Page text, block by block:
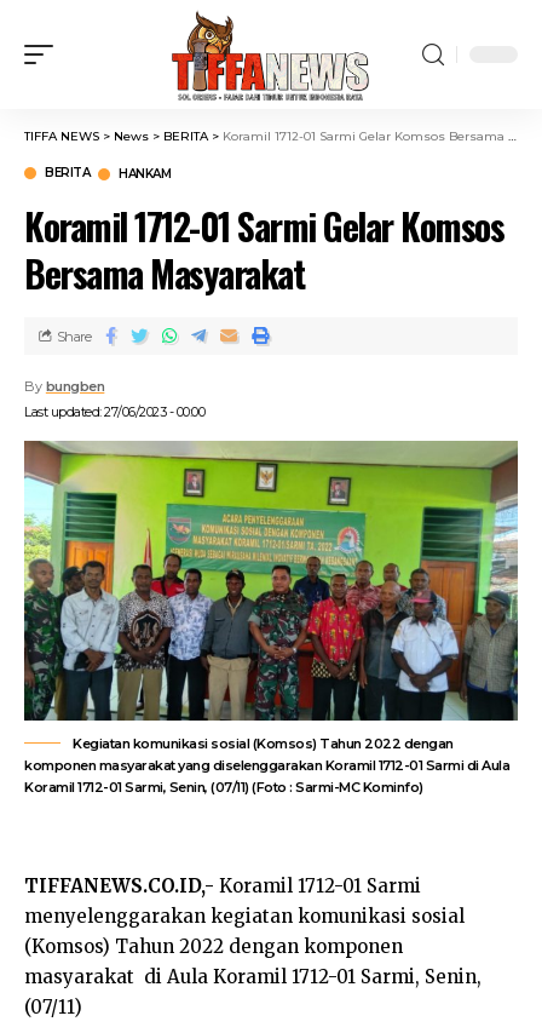
TIFFA NEWS > News > BERITA> Koramil 1712-01 Sarmi Gelar Komsos Bersama Masyarakat
BERITA HANKAM
Koramil 1712-01 Sarmi Gelar Komsos
Bersama Masyarakat
Last updated: 27/06/2023 - 00:00
By bungben
Share
Kegiatan komunikasi sosial (Komsos) Tahun 2022 dengan
komponen masyarakat yang diselenggarakan Koramil 1712-01 Sarmi di Aula
Koramil 1712-01 Sarmi, Senin, (07/11) (Foto : Sarmi-MC Kominfo)
TIFFANEWS.CO.ID,- Koramil 1712-01 Sarmi
menyelenggarakan kegiatan komunikasi sosial
(Komsos) Tahun 2022 dengan komponen
masyarakat di Aula Koramil 1712-01 Sarmi, Senin,
(07/11)